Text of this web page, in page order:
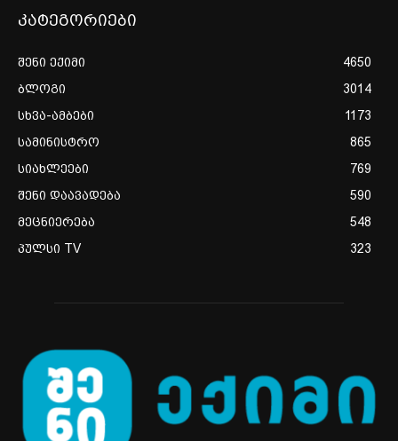
კატეგორიები
შენი ექიმი
4650
ბლოგი
3014
სხვა-ამბები
1173
სამინისტრო
865
სიახლეები
769
შენი დაავადება
590
მეცნიერება
548
პულსი TV
323